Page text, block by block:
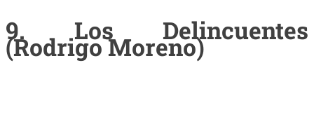
9. Los Delincuentes
(Rodrigo Moreno)